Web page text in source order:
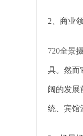
2、商业
720全景
具。然而
阔的发展
统、宾馆